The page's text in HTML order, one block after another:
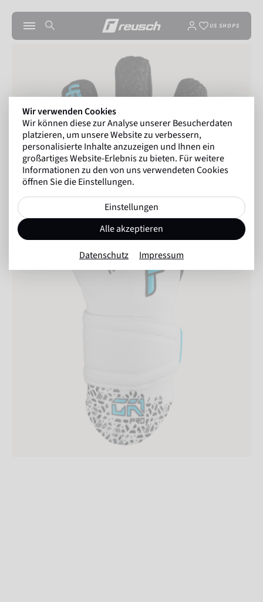
US SHOPS
Wir verwenden Cookies
Wir können diese zur Analyse unserer Besucherdaten
platzieren, um unsere Website zu verbessern,
personalisierte Inhalte anzuzeigen und Ihnen ein
großartiges Website-Erlebnis zu bieten. Für weitere
Informationen zu den von uns verwendeten Cookies
öffnen Sie die Einstellungen.
Einstellungen
Alle akzeptieren
Datenschutz Impressum